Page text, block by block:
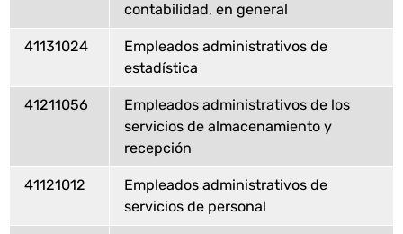
contabilidad, en general
41131024
Empleados administrativos de
estadística
41211056
Empleados administrativos de los
servicios de almacenamiento y
recepción
41121012
Empleados administrativos de
servicios de personal